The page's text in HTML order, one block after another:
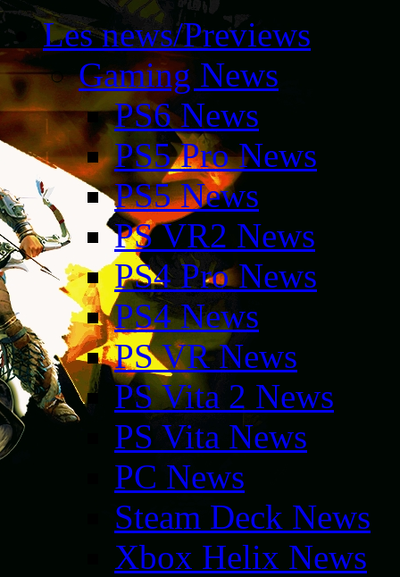
Les news/Previews
Gaming News
PS6 News
PS5 Pro News
PS5 News
PS VR2 News
PS4 Pro News
PS4 News
PS VR News
PS Vita 2 News
PS Vita News
PC News
Steam Deck News
Xbox Helix News